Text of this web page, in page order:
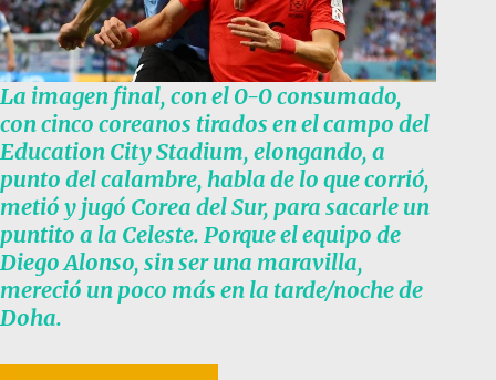
La imagen final, con el 0-0 consumado,
con cinco coreanos tirados en el campo del
Education City Stadium, elongando, a
punto del calambre, habla de lo que corrió,
metió y jugó Corea del Sur, para sacarle un
puntito a la Celeste. Porque el equipo de
Diego Alonso, sin ser una maravilla,
mereció un poco más en la tarde/noche de
Doha.